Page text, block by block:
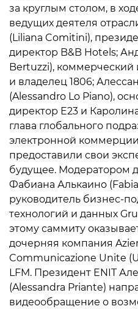
за круглым столом, в
ведущих деятеля
(Liliana Comitini),
директор B&B Hotels;
Bertuzzi),
и владелец 1806;
(Alessandro Lo Piano),
директор E23 и
глава глобального
электронной
предоставили свои
будущее. Модератором
Фабиана Алькаино
руководитель бизнес-
технологий и данных
этому саммиту
дочерняя компания
Communicazione Unite
LFM. Президент ENIT
(Alessandra Priante)
видеообращение о